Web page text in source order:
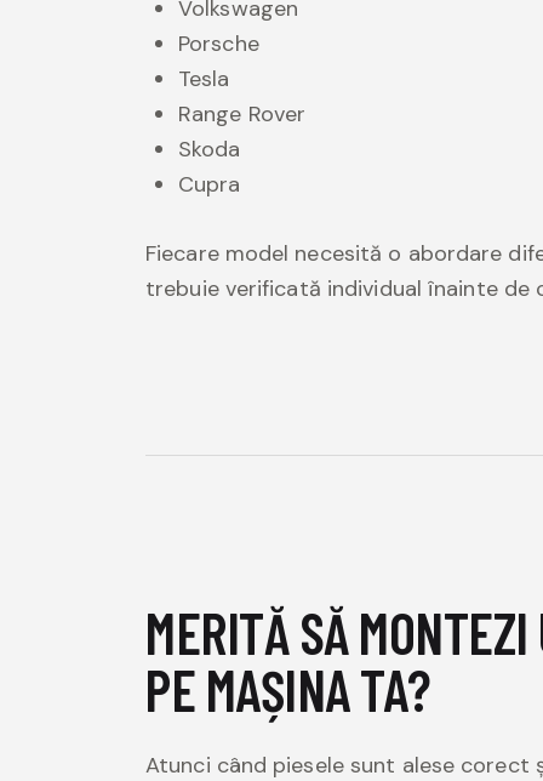
Volkswagen
Porsche
Tesla
Range Rover
Skoda
Cupra
Fiecare model necesită o abordare
trebuie verificată individual înainte de
MERITĂ SĂ
PE MAȘINA TA?
Atunci când piesele sunt alese corect